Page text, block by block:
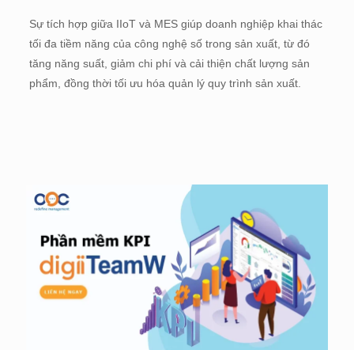
Sự tích hợp giữa IIoT và MES giúp doanh nghiệp khai thác
tối đa tiềm năng của công nghệ số trong sản xuất, từ đó
tăng năng suất, giảm chi phí và cải thiện chất lượng sản
phẩm, đồng thời tối ưu hóa quản lý quy trình sản xuất.